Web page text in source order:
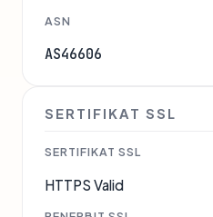
ASN
AS46606
SERTIFIKAT SSL
SERTIFIKAT SSL
HTTPS Valid